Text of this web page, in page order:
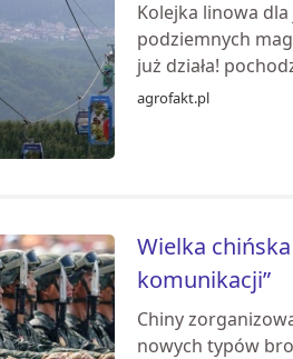
Kolejka linowa
podziemnych
już działa!
agrofakt.pl
Wielka
komunikacji”
Chiny
nowych typów